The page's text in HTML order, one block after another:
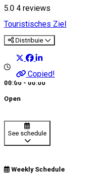
5.0 4 reviews
Touristisches Ziel
Distribuie
Copied!
00:00 - 00:00
Open
See schedule
Weekly Schedule